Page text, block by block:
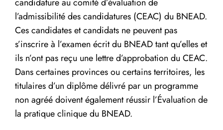
l’admissibilité des candidatures (CEAC) du BNEAD.
Ces candidates et candidats ne peuvent pas
s’inscrire à l’examen écrit du BNEAD tant qu’elles et
ils n’ont pas reçu une lettre d’approbation du CEAC.
Dans certaines provinces ou certains territoires, les
titulaires d’un diplôme délivré par un programme
non agréé doivent également réussir l’Évaluation de
la pratique clinique du BNEAD.